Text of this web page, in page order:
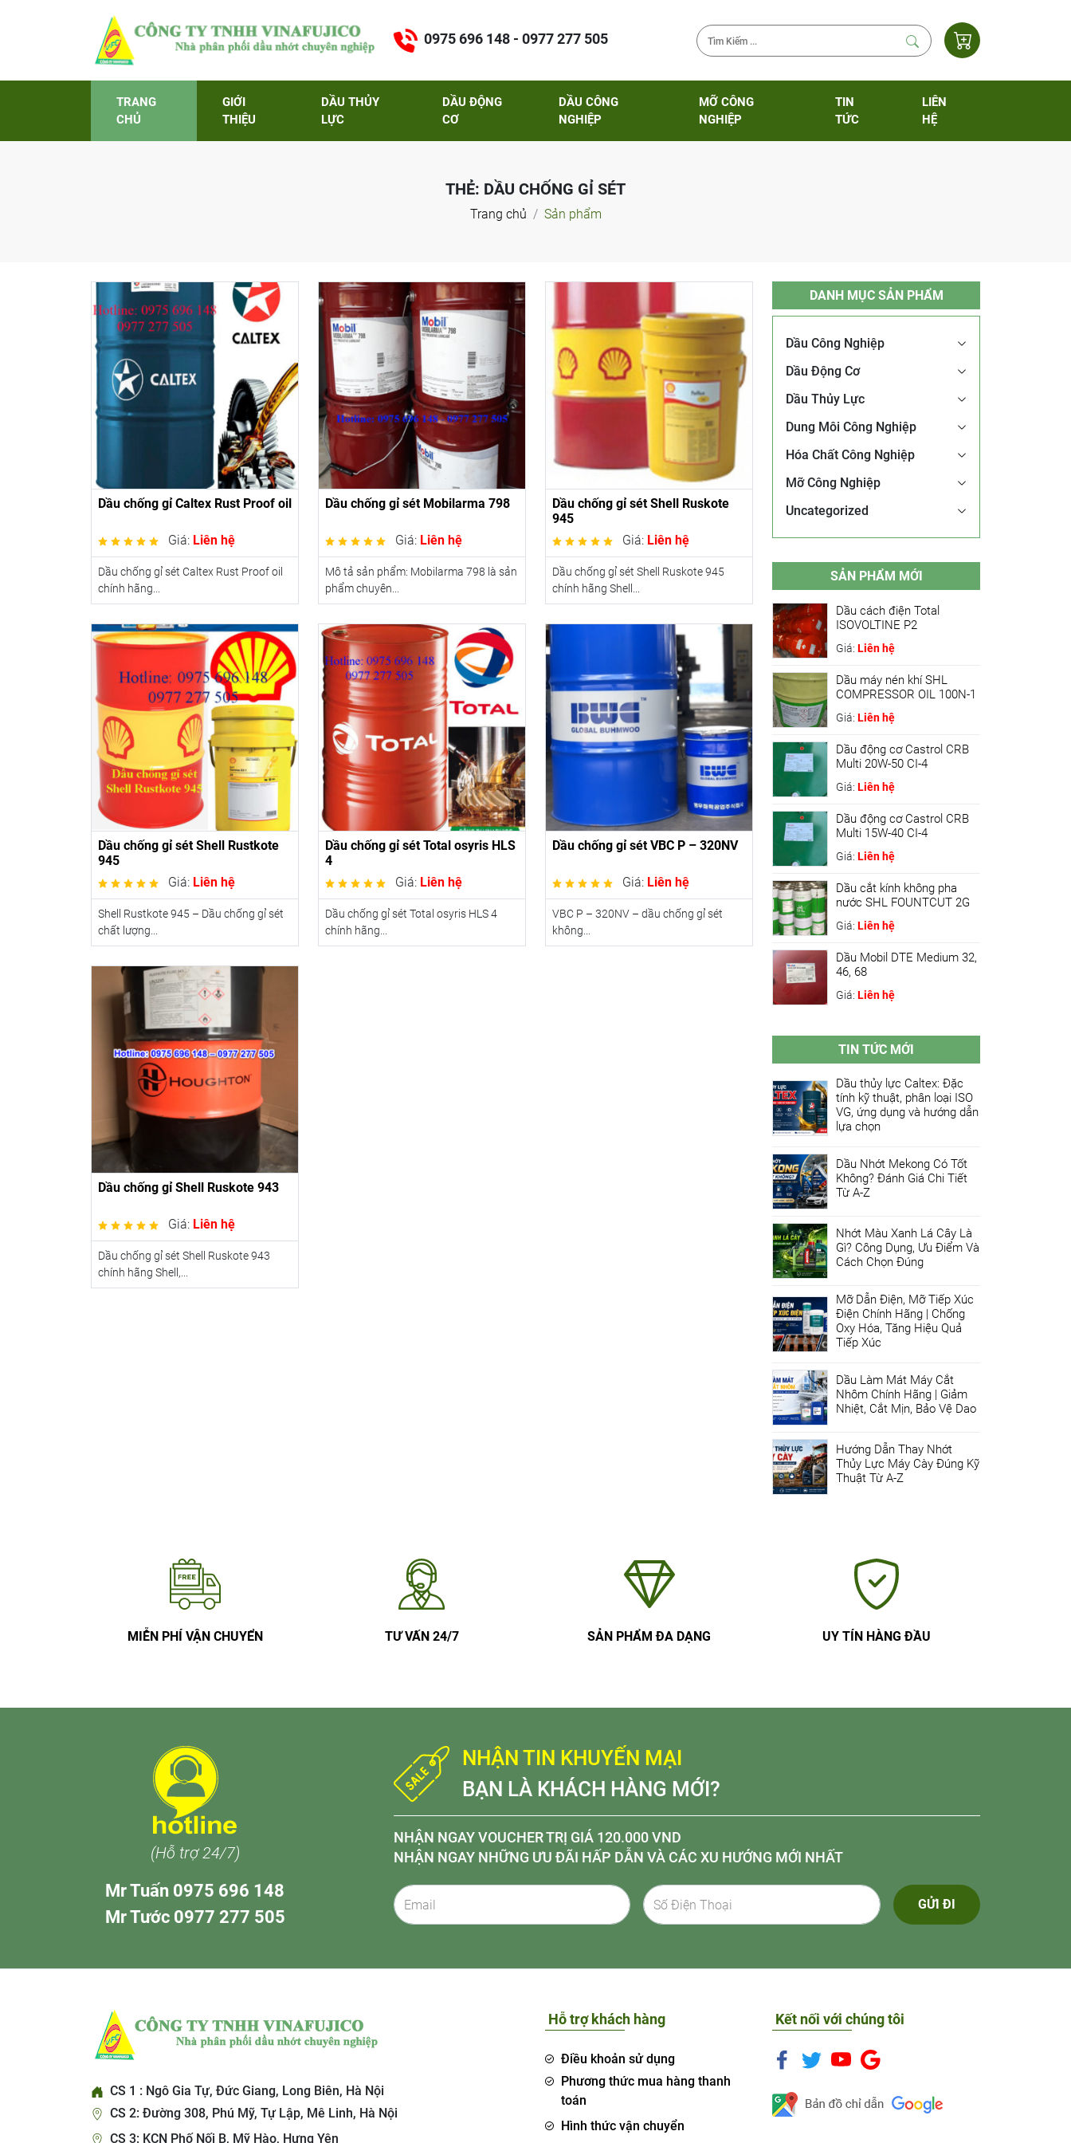
0975 696 148 - 0977 277 505
TRANG
CHỦ
GIỚI
THIỆU
DẦU THỦY
LỰC
DẦU ĐỘNG
CƠ
DẦU CÔNG
NGHIỆP
MỠ CÔNG
NGHIỆP
TIN
TỨC
LIÊN
HỆ
THẺ: DẦU CHỐNG GỈ SÉT
Trang chủ Sản phẩm
Dầu chống gỉ Caltex Rust Proof oil
Giá: Liên hệ
Dầu chống gỉ sét Caltex Rust Proof oil
chính hãng...
Dầu chống gỉ sét Mobilarma 798
Giá: Liên hệ
Mô tả sản phẩm: Mobilarma 798 là sản
phẩm chuyên...
Dầu chống gỉ sét Shell Ruskote
945
Giá: Liên hệ
Dầu chống gỉ sét Shell Ruskote 945
chính hãng Shell...
Dầu chống gỉ sét Shell Rustkote
945
Giá: Liên hệ
Shell Rustkote 945 – Dầu chống gỉ sét
chất lượng...
Dầu chống gỉ sét Total osyris HLS
4
Giá: Liên hệ
Dầu chống gỉ sét Total osyris HLS 4
chính hãng...
Dầu chống gỉ sét VBC P – 320NV
Giá: Liên hệ
VBC P – 320NV – dầu chống gỉ sét
không...
Dầu chống gỉ Shell Ruskote 943
Giá: Liên hệ
Dầu chống gỉ sét Shell Ruskote 943
chính hãng Shell,...
DANH MỤC SẢN PHẨM
Dầu Công Nghiệp
Dầu Động Cơ
Dầu Thủy Lực
Dung Môi Công Nghiệp
Hóa Chất Công Nghiệp
Mỡ Công Nghiệp
Uncategorized
SẢN PHẨM MỚI
Dầu cách điện Total
ISOVOLTINE P2
Giá: Liên hệ
Dầu máy nén khí SHL
COMPRESSOR OIL 100N-1
Giá: Liên hệ
Dầu động cơ Castrol CRB
Multi 20W-50 CI-4
Giá: Liên hệ
Dầu động cơ Castrol CRB
Multi 15W-40 CI-4
Giá: Liên hệ
Dầu cắt kính không pha
nước SHL FOUNTCUT 2G
Giá: Liên hệ
Dầu Mobil DTE Medium 32,
46, 68
Giá: Liên hệ
TIN TỨC MỚI
Dầu thủy lực Caltex: Đặc
tính kỹ thuật, phân loại ISO
VG, ứng dụng và hướng dẫn
lựa chọn
Dầu Nhớt Mekong Có Tốt
Không? Đánh Giá Chi Tiết
Từ A-Z
Nhớt Màu Xanh Lá Cây Là
Gì? Công Dụng, Ưu Điểm Và
Cách Chọn Đúng
Mỡ Dẫn Điện, Mỡ Tiếp Xúc
Điện Chính Hãng | Chống
Oxy Hóa, Tăng Hiệu Quả
Tiếp Xúc
Dầu Làm Mát Máy Cắt
Nhôm Chính Hãng | Giảm
Nhiệt, Cắt Mịn, Bảo Vệ Dao
Hướng Dẫn Thay Nhớt
Thủy Lực Máy Cày Đúng Kỹ
Thuật Từ A-Z
MIỄN PHÍ VẬN CHUYỂN TƯ VẤN 24/7 SẢN PHẨM ĐA DẠNG UY TÍN HÀNG ĐẦU
(Hỗ trợ 24/7)
Mr Tuấn 0975 696 148
Mr Tước 0977 277 505
NHẬN TIN KHUYẾN MẠI
BẠN LÀ KHÁCH HÀNG MỚI?
NHẬN NGAY VOUCHER TRỊ GIÁ 120.000 VND
NHẬN NGAY NHỮNG ƯU ĐÃI HẤP DẪN VÀ CÁC XU HƯỚNG MỚI NHẤT
GỬI ĐI
CS 1 : Ngô Gia Tự, Đức Giang, Long Biên, Hà Nội
CS 2: Đường 308, Phú Mỹ, Tự Lập, Mê Linh, Hà Nội
CS 3: KCN Phố Nối B, Mỹ Hào, Hưng Yên
Hỗ trợ khách hàng
Điều khoản sử dụng
Phương thức mua hàng thanh
toán
Hình thức vận chuyển
Kết nối với chúng tôi